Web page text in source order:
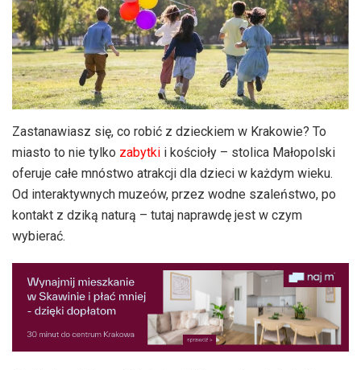
Zastanawiasz się, co robić z dzieckiem w Krakowie? To
miasto to nie tylko zabytki i kościoły – stolica Małopolski
oferuje całe mnóstwo atrakcji dla dzieci w każdym wieku.
Od interaktywnych muzeów, przez wodne szaleństwo, po
kontakt z dziką naturą – tutaj naprawdę jest w czym
wybierać.